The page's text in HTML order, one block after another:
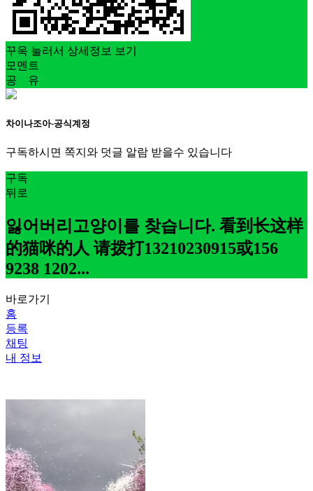
꾸욱 눌러서 상세정보 보기
모멘트
공 유
차이나조아-공식계정
구독하시면 쪽지와 덧글 알람 받을수 있습니다
구독
뒤로
잃어버리고양이를 찾습니다. 看到长这样
的猫咪的人 请拨打13210230915或156
9238 1202...
바로가기
홈
등록
채팅
내 정보